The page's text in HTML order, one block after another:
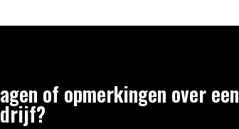
of opmerkingen over een